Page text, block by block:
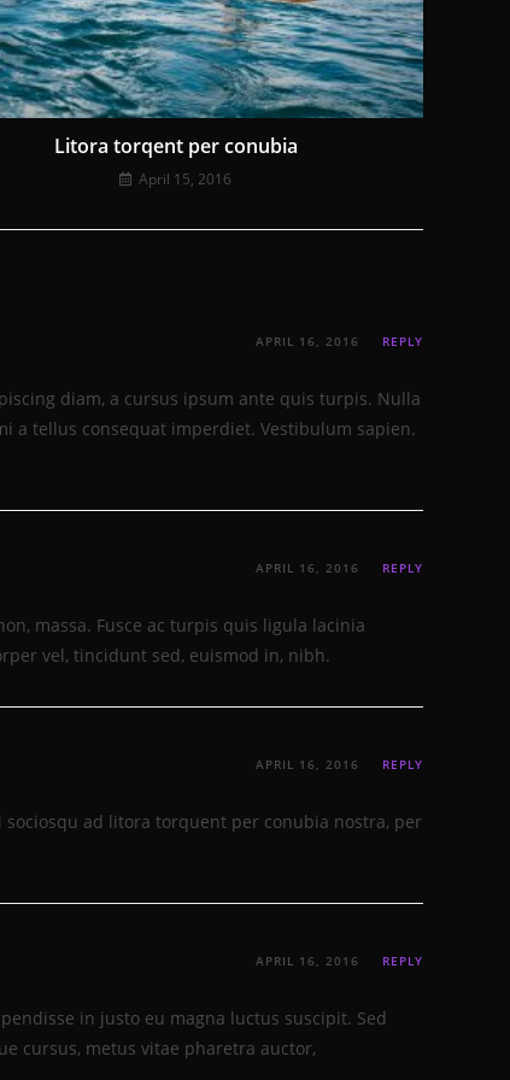
Litora torqent per conubia
April 15, 2016
APRIL 16, 2016 REPLY
diam, a cursus ipsum ante quis turpis. Nulla
a tellus consequat imperdiet. Vestibulum sapien.
APRIL 16, 2016 REPLY
massa. Fusce ac turpis quis ligula lacinia
vel, tincidunt sed, euismod in, nibh.
APRIL 16, 2016 REPLY
ad litora torquent per conubia nostra, per
APRIL 16, 2016 REPLY
in justo eu magna luctus suscipit. Sed
cursus, metus vitae pharetra auctor,